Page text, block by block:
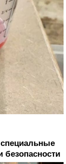
безопасности